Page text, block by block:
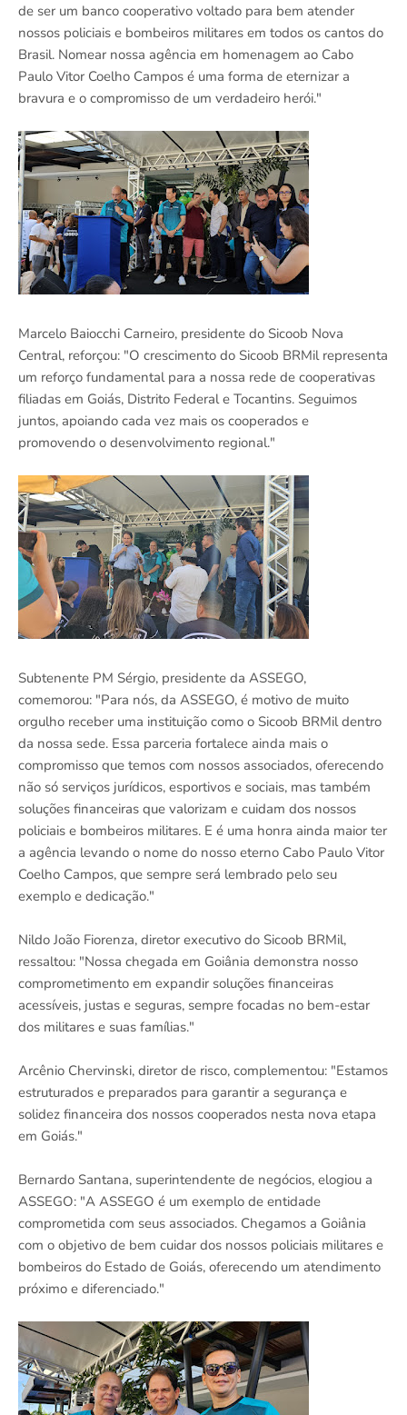
de ser um banco cooperativo voltado para bem atender
nossos policiais e bombeiros militares em todos os cantos do
Brasil. Nomear nossa agência em homenagem ao Cabo
Paulo Vitor Coelho Campos é uma forma de eternizar a
bravura e o compromisso de um verdadeiro herói."
Marcelo Baiocchi Carneiro, presidente do Sicoob Nova
Central, reforçou: "O crescimento do Sicoob BRMil representa
um reforço fundamental para a nossa rede de cooperativas
filiadas em Goiás, Distrito Federal e Tocantins. Seguimos
juntos, apoiando cada vez mais os cooperados e
promovendo o desenvolvimento regional."
Subtenente PM Sérgio, presidente da ASSEGO,
comemorou: "Para nós, da ASSEGO, é motivo de muito
orgulho receber uma instituição como o Sicoob BRMil dentro
da nossa sede. Essa parceria fortalece ainda mais o
compromisso que temos com nossos associados, oferecendo
não só serviços jurídicos, esportivos e sociais, mas também
soluções financeiras que valorizam e cuidam dos nossos
policiais e bombeiros militares. E é uma honra ainda maior ter
a agência levando o nome do nosso eterno Cabo Paulo Vitor
Coelho Campos, que sempre será lembrado pelo seu
exemplo e dedicação."
Nildo João Fiorenza, diretor executivo do Sicoob BRMil,
ressaltou: "Nossa chegada em Goiânia demonstra nosso
comprometimento em expandir soluções financeiras
acessíveis, justas e seguras, sempre focadas no bem-estar
dos militares e suas famílias."
Arcênio Chervinski, diretor de risco, complementou: "Estamos
estruturados e preparados para garantir a segurança e
solidez financeira dos nossos cooperados nesta nova etapa
em Goiás."
Bernardo Santana, superintendente de negócios, elogiou a
ASSEGO: "A ASSEGO é um exemplo de entidade
comprometida com seus associados. Chegamos a Goiânia
com o objetivo de bem cuidar dos nossos policiais militares e
bombeiros do Estado de Goiás, oferecendo um atendimento
próximo e diferenciado."